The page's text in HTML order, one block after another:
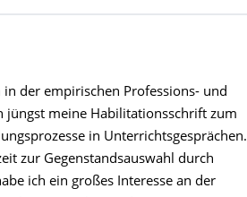
der empirischen Professions- und
jüngst meine Habilitationsschrift zum
in Unterrichtsgesprächen.
zur Gegenstandsauswahl durch
ich ein großes Interesse an der